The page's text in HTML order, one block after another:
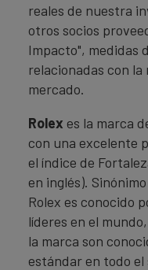
reales de nuestra
otros socios
Impacto", medidas
relacionadas con
mercado.
Rolex es la marca
con una excelente
el índice de
en inglés).
Rolex es conocido
líderes en el
la marca son
estándar en todo